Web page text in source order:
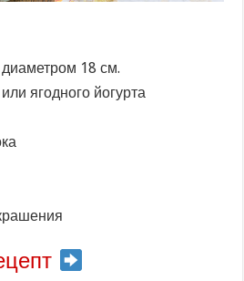
18 см.
ягодного йогурта